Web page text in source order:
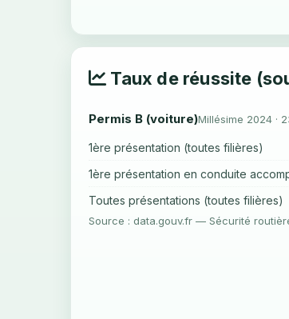
Taux de réussite
Permis B (voiture)Millésime 2024 ·
1ère présentation (toutes filières)
1ère présentation en conduite
Toutes présentations (toutes filières)
Source : data.gouv.fr — Sécurité